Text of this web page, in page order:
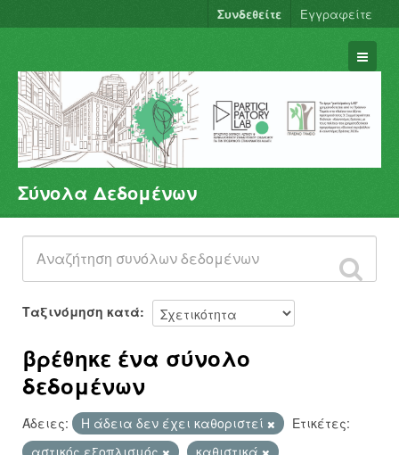
Συνδεθείτε Εγγραφείτε
Σύνολα Δεδομένων
Φορείς
Ομάδες
Σχετικά
Σύνολα Δεδομένων
Ταξινόμηση κατά
βρέθηκε ένα σύνολο
δεδομένων
Άδειες: Η άδεια δεν έχει καθοριστεί
Ετικέτες: